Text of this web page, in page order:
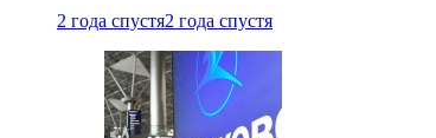
2 года спустя2 года спустя